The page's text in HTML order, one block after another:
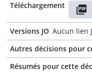
Téléchargement
Versions JO Aucun lien
Autres décisions pour
Résumés pour cette